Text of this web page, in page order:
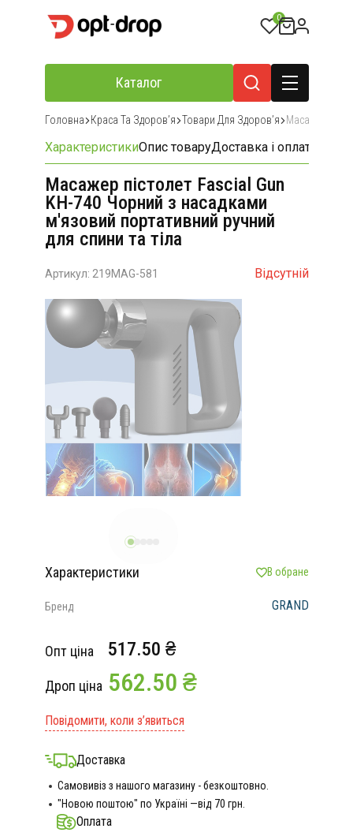
0
Каталог
Головна Краса Та Здоровʼя Товари Для Здоровʼя Масажери Та
ХарактеристикиОпис товаруДоставка і оплата
Масажер пістолет Fascial Gun
KH-740 Чорний з насадками
м'язовий портативний ручний
для спини та тіла
Артикул: 219MAG-581 Відсутній
Характеристики В обране
Бренд GRAND
Опт ціна 517.50 ₴
Дроп ціна 562.50 ₴
Повідомити, коли з’явиться
Доставка
Самовивіз з нашого магазину - безкоштовно.
"Новою поштою" по Україні —від 70 грн.
Оплата